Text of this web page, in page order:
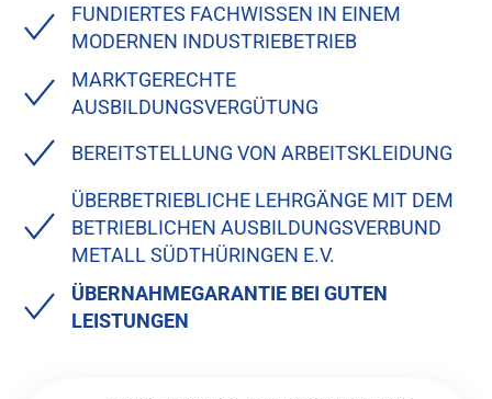
FUNDIERTES FACHWISSEN IN EINEM
MODERNEN INDUSTRIEBETRIEB
MARKTGERECHTE
AUSBILDUNGSVERGÜTUNG
BEREITSTELLUNG VON ARBEITSKLEIDUNG
ÜBERBETRIEBLICHE LEHRGÄNGE MIT DEM
BETRIEBLICHEN AUSBILDUNGSVERBUND
METALL SÜDTHÜRINGEN E.V.
ÜBERNAHMEGARANTIE BEI GUTEN
LEISTUNGEN